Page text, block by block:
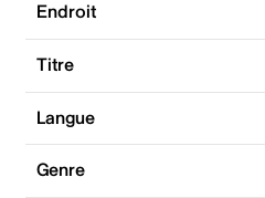
Endroit
Titre
Langue
Genre